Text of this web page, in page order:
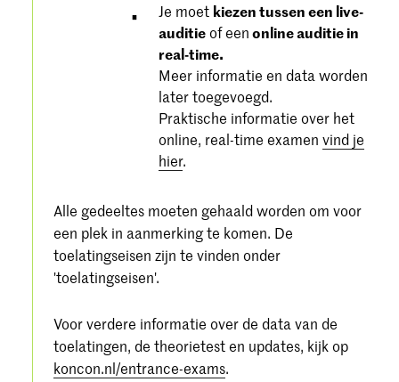
Je moet kiezen tussen een live-
auditieof eenonline auditie in
real-time.
Meer informatie en data worden
later toegevoegd.
Praktische informatie over het
online, real-time examenvind je
hier.
Alle gedeeltes moeten gehaald worden om voor
een plek in aanmerking te komen. De
toelatingseisen zijn te vinden onder
'toelatingseisen'.
Voor verdere informatie over de data van de
toelatingen, de theorietest en updates, kijk op
koncon.nl/entrance-exams.